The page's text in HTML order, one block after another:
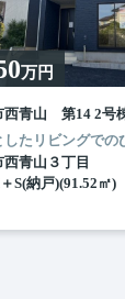
うち♪ トリプル
だけでも大丈夫で
全居室
万円
西青山 第14 2号
西青山３丁目
S(納戸)(91.52㎡)